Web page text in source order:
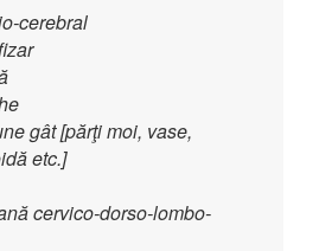
cerebral
gât [părţi moi, vase,
etc.]
cervico-dorso-lombo-